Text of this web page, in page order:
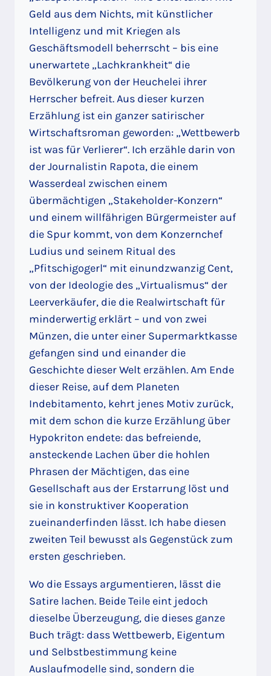
Geld aus dem Nichts, mit künstlicher
Intelligenz und mit Kriegen als
Geschäftsmodell beherrscht – bis eine
unerwartete „Lachkrankheit“ die
Bevölkerung von der Heuchelei ihrer
Herrscher befreit. Aus dieser kurzen
Erzählung ist ein ganzer satirischer
Wirtschaftsroman geworden: „Wettbewerb
ist was für Verlierer“. Ich erzähle darin von
der Journalistin Rapota, die einem
Wasserdeal zwischen einem
übermächtigen „Stakeholder-Konzern“
und einem willfährigen Bürgermeister auf
die Spur kommt, von dem Konzernchef
Ludius und seinem Ritual des
„Pfitschigogerl“ mit einundzwanzig Cent,
von der Ideologie des „Virtualismus“ der
Leerverkäufer, die die Realwirtschaft für
minderwertig erklärt – und von zwei
Münzen, die unter einer Supermarktkasse
gefangen sind und einander die
Geschichte dieser Welt erzählen. Am Ende
dieser Reise, auf dem Planeten
Indebitamento, kehrt jenes Motiv zurück,
mit dem schon die kurze Erzählung über
Hypokriton endete: das befreiende,
ansteckende Lachen über die hohlen
Phrasen der Mächtigen, das eine
Gesellschaft aus der Erstarrung löst und
sie in konstruktiver Kooperation
zueinanderfinden lässt. Ich habe diesen
zweiten Teil bewusst als Gegenstück zum
ersten geschrieben.
Wo die Essays argumentieren, lässt die
Satire lachen. Beide Teile eint jedoch
dieselbe Überzeugung, die dieses ganze
Buch trägt: dass Wettbewerb, Eigentum
und Selbstbestimmung keine
Auslaufmodelle sind, sondern die